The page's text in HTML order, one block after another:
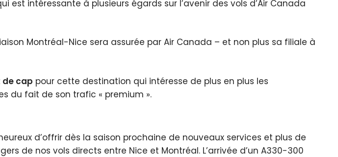
est intéressante à plusieurs égards sur l’avenir des vols d’Air Canada
Montréal-Nice sera assurée par Air Canada – et non plus sa filiale à
de cap pour cette destination qui intéresse de plus en plus les
du fait de son trafic « premium ».
d’offrir dès la saison prochaine de nouveaux services et plus de
de nos vols directs entre Nice et Montréal. L’arrivée d’un A330-300